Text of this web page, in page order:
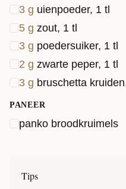
3 g uienpoeder, 1 tl
5 g zout, 1 tl
3 g poedersuiker, 1 tl
2 g zwarte peper, 1 tl
3 g bruschetta
PANEER
panko broodkruimels
Tips